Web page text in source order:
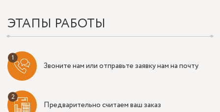
ЭТАПЫ РАБОТЫ
Звоните нам или отправьте заявку нам на почту
Предварительно считаем ваш заказ